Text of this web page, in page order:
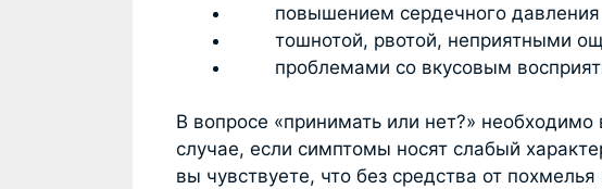
повышением сердечного давления
тошнотой, рвотой, неприятными
проблемами со вкусовым
В вопросе «принимать или нет?» необходимо
случае, если симптомы носят слабый
вы чувствуете, что без средства от